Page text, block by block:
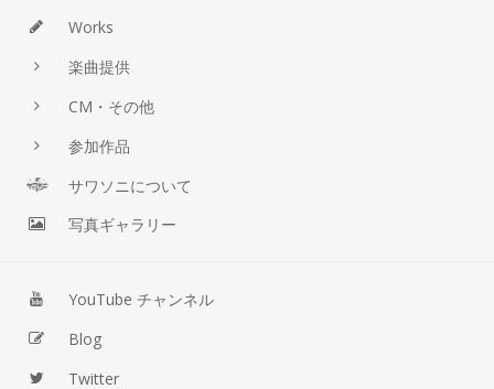
Works
楽曲提供
CM・その他
参加作品
サワソニについて
写真ギャラリー
YouTube チャンネル
Blog
Twitter